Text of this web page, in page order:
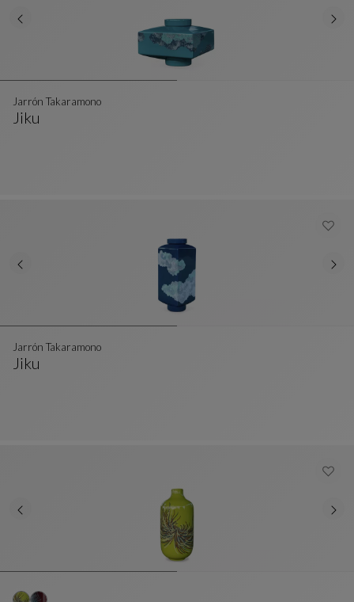
Jiku
Jarrón Takaramono
Jiku
Jarrón Takaramono